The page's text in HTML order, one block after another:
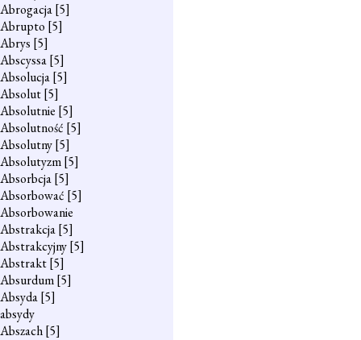
Abrogacja[5]
Abrupto [5]
Abrys [5]
Abscyssa[5]
Absolucja[5]
Absolut[5]
Absolutnie [5]
Absolutność [5]
Absolutny[5]
Absolutyzm[5]
Absorbcja[5]
Absorbować [5]
Absorbowanie
Abstrakcja[5]
Abstrakcyjny[5]
Abstrakt[5]
Absurdum[5]
Absyda[5]
absydy
Abszach[5]